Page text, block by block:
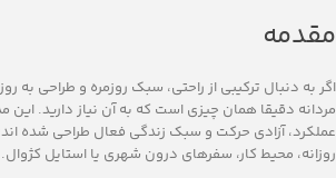
مقدمه
اگر به‌ دنبال ترکیبی از راحتی، سبک روزمره و طراحی
مردانه دقیقا همان چیزی است که به آن نیاز دارید. این
عملکرد، آزادی حرکت و سبک زندگی فعال طراحی شده‌
روزانه، محیط کار، سفرهای درون‌ شهری یا استایل کژوال.